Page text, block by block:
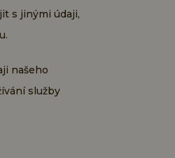
s jinými údaji,
našeho
služby